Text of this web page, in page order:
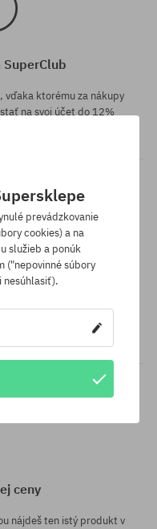
vďaka ktorému za nákupy
na svoj účet do 12%
70,30 €
platby a doručenia.
ceny
nájdeš ten istý produkt v
prevádzkovanie
cookies) a na
služieb a ponúk
("nepovinné súbory
nesúhlasiť).